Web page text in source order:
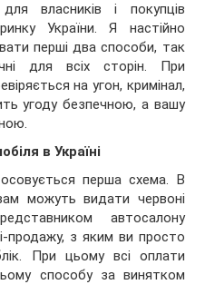
власників і покупців
України. Я настійно
перші два способи, так
для всіх сторін. При
на угон, кримінал,
угоду безпечною, а вашу
в Україні
перша схема. В
можуть видати червоні
автосалону
продажу, з яким ви просто
При цьому всі оплати
способу за винятком